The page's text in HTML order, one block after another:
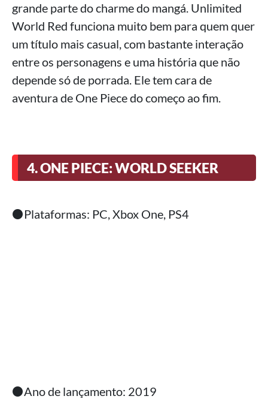
grande parte do charme do mangá. Unlimited
World Red funciona muito bem para quem quer
um título mais casual, com bastante interação
entre os personagens e uma história que não
depende só de porrada. Ele tem cara de
aventura de One Piece do começo ao fim.
4. ONE PIECE: WORLD SEEKER
⚫Plataformas: PC, Xbox One, PS4
⚫Ano de lançamento: 2019